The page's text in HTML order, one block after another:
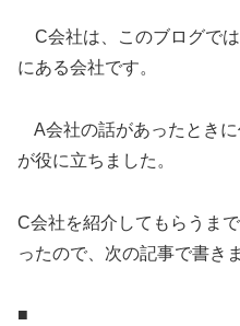
C会社は、このブログで
にある会社です。
A会社の話があったとき
が役に立ちました。
C会社を紹介してもらうま
ったので、次の記事で書き
■